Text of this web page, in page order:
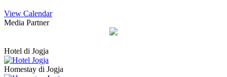
View Calendar
Media Partner
Hotel di Jogja
Homestay di Jogja